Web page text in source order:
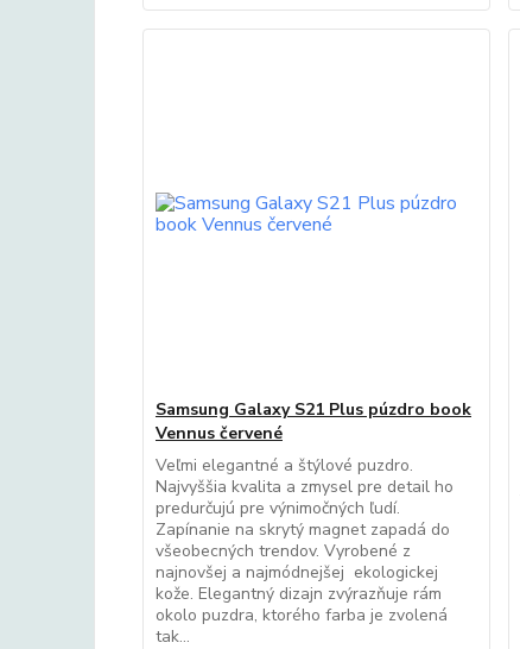
Samsung Galaxy S21 Plus púzdro book
Vennus červené
Veľmi elegantné a štýlové puzdro.
Najvyššia kvalita a zmysel pre detail ho
predurčujú pre výnimočných ľudí.
Zapínanie na skrytý magnet zapadá do
všeobecných trendov. Vyrobené z
najnovšej a najmódnejšej ekologickej
kože. Elegantný dizajn zvýrazňuje rám
okolo puzdra, ktorého farba je zvolená
tak...